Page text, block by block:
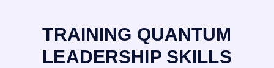
TRAINING QUANTUM
LEADERSHIP SKILLS